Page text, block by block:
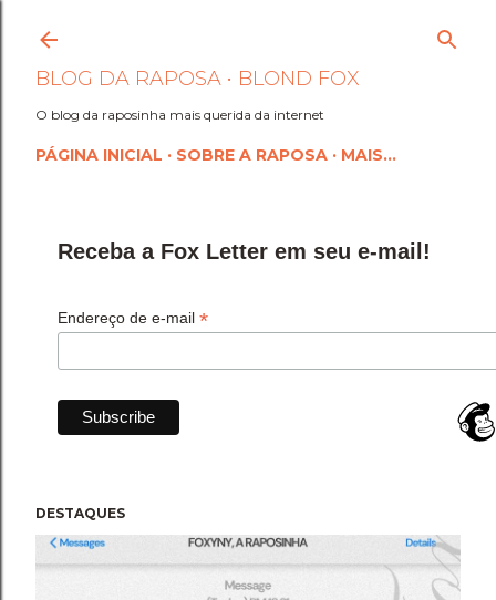
Pular para o conteúdo
BLOG DA RAPOSA • BLOND FOX
O blog da raposinha mais querida da internet
PÁGINA INICIAL SOBRE A RAPOSA MAIS…
Receba a Fox Letter em seu e-mail!
Endereço de e-mail *
DESTAQUES